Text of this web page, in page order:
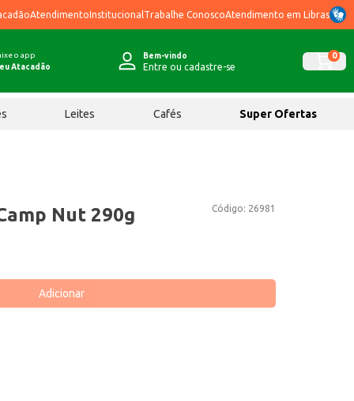
AtendimentoInstitucional Trabalhe ConoscoAtendimento em Libras
o app
Atacadão
Bem-vindo
Entre ou cadastre-se
0
Leites Cafés Super Ofertas
Código: 26981
Nut 290g
Adicionar